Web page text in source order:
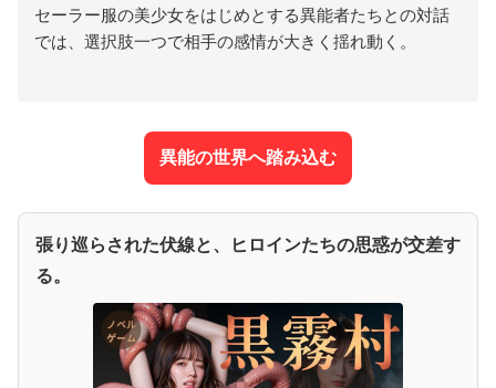
セーラー服の美少女をはじめとする異能者たちとの対話
では、選択肢一つで相手の感情が大きく揺れ動く。
異能の世界へ踏み込む
張り巡らされた伏線と、ヒロインたちの思惑が交差す
る。